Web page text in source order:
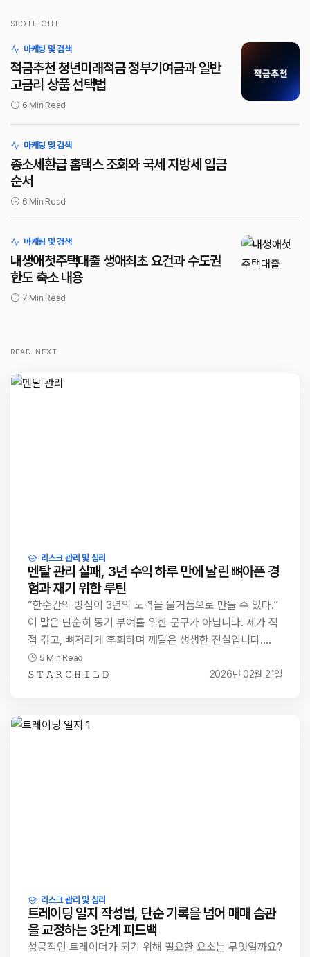
SPOTLIGHT
마케팅 및 검색
적금추천 청년미래적금 정부기여금과 일반
고금리 상품 선택법
6 Min Read
마케팅 및 검색
종소세환급 홈택스 조회와 국세 지방세 입금
순서
6 Min Read
마케팅 및 검색
내생애첫주택대출 생애최초 요건과 수도권
한도 축소 내용
7 Min Read
READ NEXT
리스크 관리 및 심리
멘탈 관리 실패, 3년 수익 하루 만에 날린 뼈아픈 경
험과 재기 위한 루틴
“한순간의 방심이 3년의 노력을 물거품으로 만들 수 있다.”
이 말은 단순히 동기 부여를 위한 문구가 아닙니다. 제가 직
접 겪고, 뼈저리게 후회하며 깨달은 생생한 진실입니다.…
5 Min Read
𝚂 𝚃 𝙰 𝚁 𝙲 𝙷 𝙸 𝙻 𝙳 2026년 02월 21일
리스크 관리 및 심리
트레이딩 일지 작성법, 단순 기록을 넘어 매매 습관
을 교정하는 3단계 피드백
성공적인 트레이더가 되기 위해 필요한 요소는 무엇일까요?